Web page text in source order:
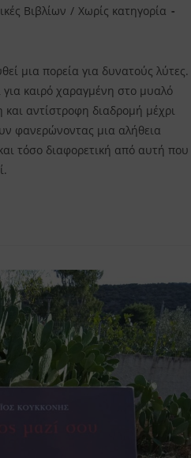
Βιβλίων / Χωρίς κατηγορία
μια πορεία για δυνατούς λύτες.
καιρό χαραγμένη στο μυαλό
αντίστροφη διαδρομή μέχρι
φανερώνοντας μια αλήθεια
τόσο διαφορετική από αυτή που